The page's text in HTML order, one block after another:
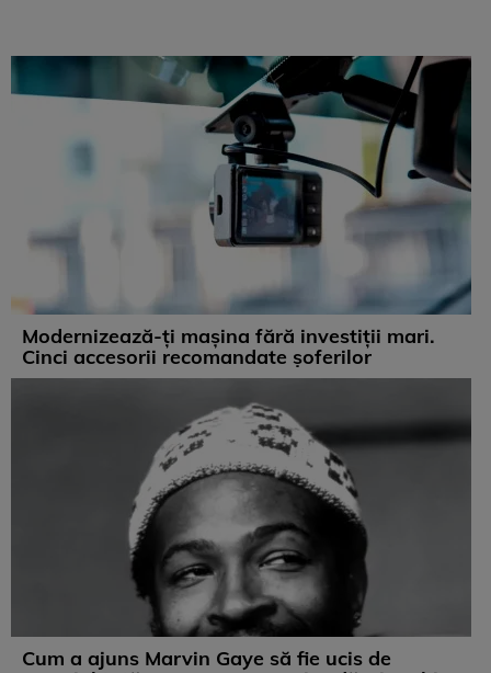
Modernizează-ți mașina fără investiții mari.
Cinci accesorii recomandate șoferilor
Cum a ajuns Marvin Gaye să fie ucis de